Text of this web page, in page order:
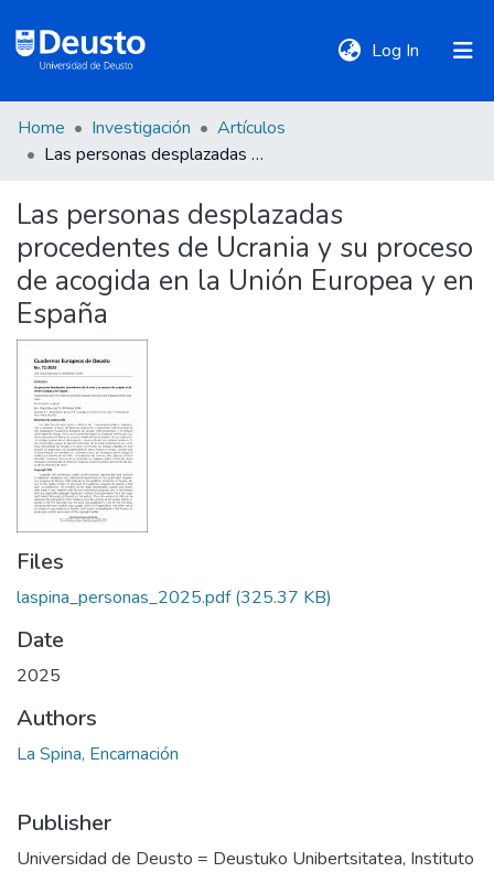
Log In (current)
DeustoTeka
Communities
&
Collections
All of DSpace
Statistics
Policies
Home Investigación
Artículos
Las personas desplazadas procedentes de Ucrania y su proceso de acogida en la Unión Europea y en España
Las personas desplazadas
procedentes de Ucrania y su proceso
de acogida en la Unión Europea y en
España
Files
laspina_personas_2025.pdf(325.37 KB)
Date
2025
Authors
La Spina, Encarnación
Publisher
Universidad de Deusto = Deustuko Unibertsitatea, Instituto